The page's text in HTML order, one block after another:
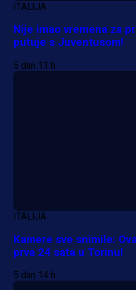
Počinje
specijale i
ponudu
20 h 5 min
ITALIJA
Nije imao vremena za
putuje s Juventusom!
5 dan 11 h
ITALIJA
Kamere sve snimile:
prva 24 sata u Torinu!
5 dan 14 h